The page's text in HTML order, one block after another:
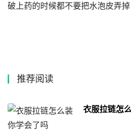
破上药的时候都不要把水泡皮弄掉
推荐阅读
衣服拉链怎